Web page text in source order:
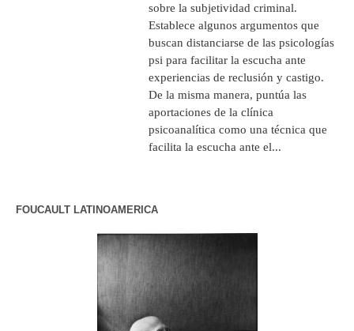
sobre la subjetividad criminal.
Establece algunos argumentos que
buscan distanciarse de las psicologías
psi para facilitar la escucha ante
experiencias de reclusión y castigo.
De la misma manera, puntúa las
aportaciones de la clínica
psicoanalítica como una técnica que
facilita la escucha ante el...
FOUCAULT LATINOAMERICA